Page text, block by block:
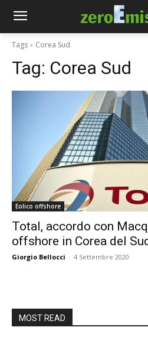
Tags Corea Sud
Tag: Corea Sud
Eolico offshore
Total, accordo con
offshore in Corea del
Giorgio Bellocci - 4 Settembre 2020
MOST READ